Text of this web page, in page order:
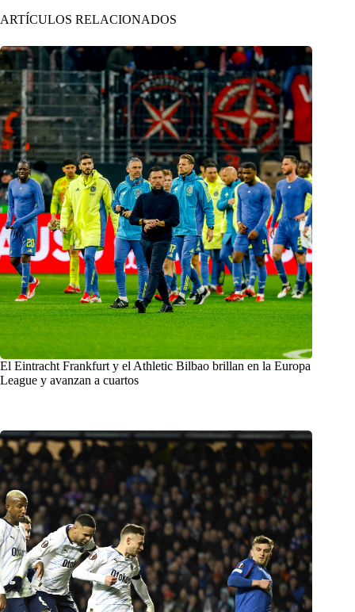
ARTÍCULOS RELACIONADOS
El Eintracht Frankfurt y el Athletic Bilbao brillan en la Europa
League y avanzan a cuartos